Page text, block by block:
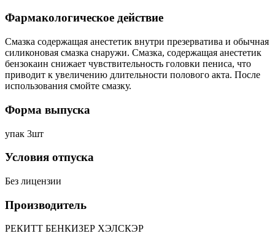
Фармакологическое действие
Смазка содержащая анестетик внутри презерватива и обычная
силиконовая смазка снаружи. Смазка, содержащая анестетик
бензокаин снижает чувствительность головки пениса, что
приводит к увеличению длительности полового акта. После
использования смойте смазку.
Форма выпуска
упак 3шт
Условия отпуска
Без лицензии
Производитель
РЕКИТТ БЕНКИЗЕР ХЭЛСКЭР